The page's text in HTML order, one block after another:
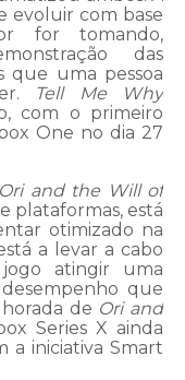
evoluir com base
for tomando,
das
que uma pessoa
Tell Me Why
com o primeiro
One no dia 27
Ori and the Will of
plataformas, está
otimizado na
a levar a cabo
atingir uma
que
de Ori and
Series X ainda
a iniciativa Smart